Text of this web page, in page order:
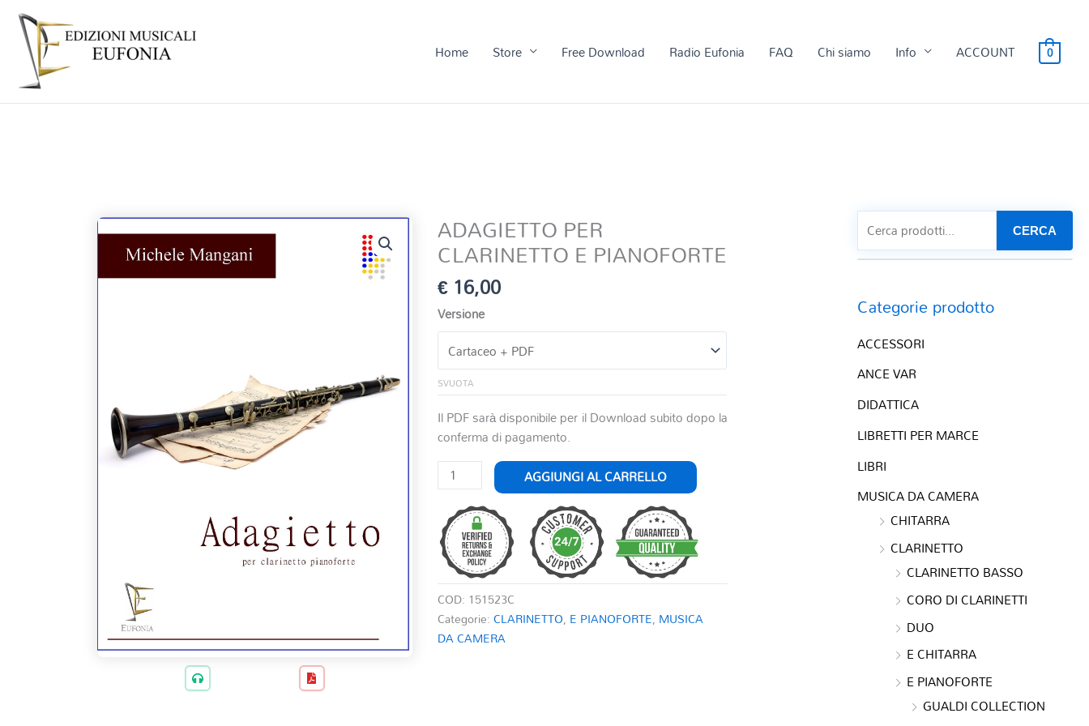
Home Store Free Download Radio Eufonia FAQ Chi siamo Info ACCOUNT 0
ADAGIETTO PER
CLARINETTO E PIANOFORTE
€16,00
Versione
SVUOTA
Il PDF sarà disponibile per il Download subito dopo la
conferma di pagamento.
ADAGIETTO
PER
CLARINETTO
E
PIANOFORTE
quantità
AGGIUNGI AL CARRELLO
COD: 151523C
Categorie:CLARINETTO, E PIANOFORTE, MUSICA
DA CAMERA
CERCA
Categorie prodotto
ACCESSORI
ANCE VAR
DIDATTICA
LIBRETTI PER MARCE
LIBRI
MUSICA DA CAMERA
CHITARRA
CLARINETTO
CLARINETTO BASSO
CORO DI CLARINETTI
DUO
E CHITARRA
E PIANOFORTE
GUALDI COLLECTION